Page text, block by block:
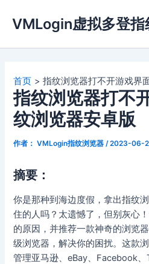
容
VMLogin虚拟多登指
首页 指纹浏览器打不开游戏界
指纹浏览器打不
纹浏览器安卓版
作者： VMLogin指纹浏览器 /2023-06-
摘要：
你是那种到海边度假，拿出指纹
住的人吗？太遗憾了，但别灰心
的原因，并推荐一款神奇的浏
级浏览器，解决你的困扰。这款
管理亚马逊、eBay、Facebook